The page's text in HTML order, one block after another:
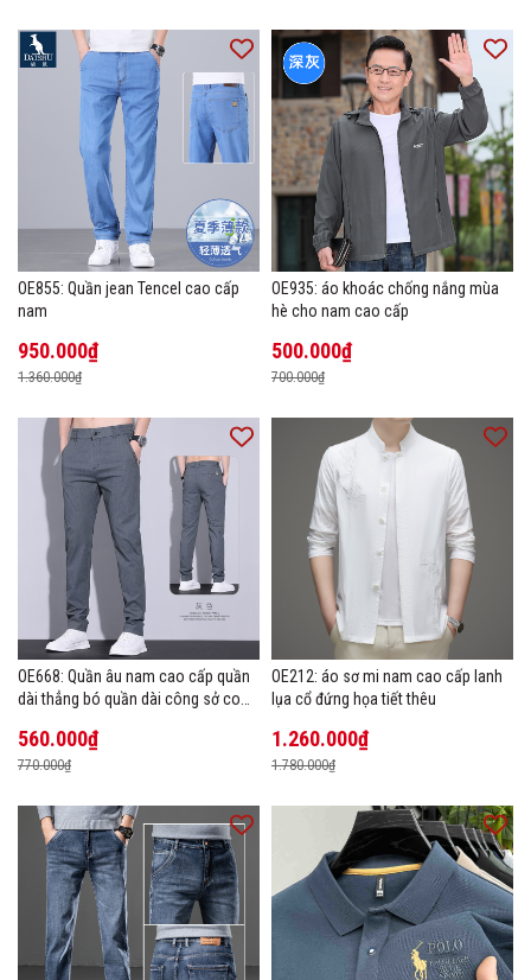
OE855: Quần jean Tencel cao cấp
nam
950.000₫
1.360.000₫
OE935: áo khoác chống nắng mùa
hè cho nam cao cấp
500.000₫
700.000₫
OE668: Quần âu nam cao cấp quần
dài thẳng bó quần dài công sở co
560.000₫
770.000₫
OE212: áo sơ mi nam cao cấp lanh
lụa cổ đứng họa tiết thêu
1.260.000₫
1.780.000₫